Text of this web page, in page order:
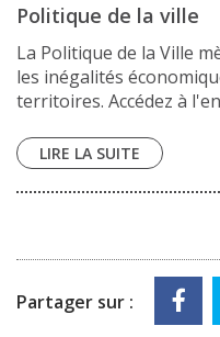
Politique de la ville
La Politique de la Ville
les inégalités
territoires. Accédez à
LIRE LA SUITE
Partager sur :